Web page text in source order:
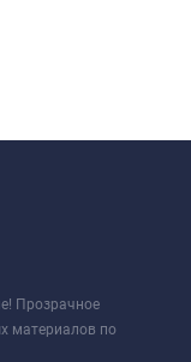
Прозрачное
материалов по